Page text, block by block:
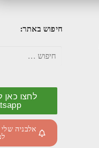
חיפוש באתר:
לחצו כאן
אלבניה